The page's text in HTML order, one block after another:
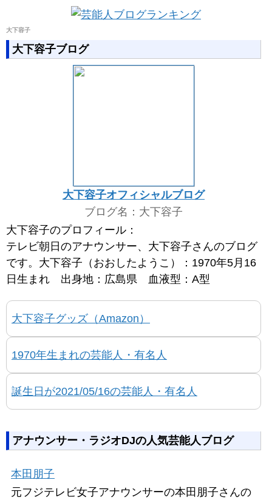
大下容子
大下容子ブログ
大下容子オフィシャルブログ
ブログ名：大下容子
大下容子のプロフィール：
テレビ朝日のアナウンサー、大下容子さんのブログ
です。大下容子（おおしたようこ）：1970年5月16
日生まれ 出身地：広島県 血液型：A型
大下容子グッズ（Amazon）
1970年生まれの芸能人・有名人
誕生日が2021/05/16の芸能人・有名人
アナウンサー・ラジオDJの人気芸能人ブログ
本田朋子
元フジテレビ女子アナウンサーの本田朋子さんの